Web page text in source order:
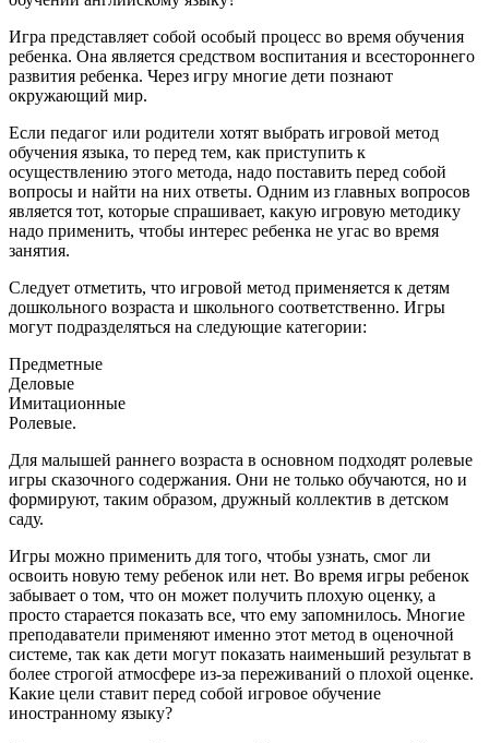
Игра представляет собой особый процесс во время обучения
ребенка. Она является средством воспитания и всестороннего
развития ребенка. Через игру многие дети познают
окружающий мир.
Если педагог или родители хотят выбрать игровой метод
обучения языка, то перед тем, как приступить к
осуществлению этого метода, надо поставить перед собой
вопросы и найти на них ответы. Одним из главных вопросов
является тот, которые спрашивает, какую игровую методику
надо применить, чтобы интерес ребенка не угас во время
занятия.
Следует отметить, что игровой метод применяется к детям
дошкольного возраста и школьного соответственно. Игры
могут подразделяться на следующие категории:
Предметные
Деловые
Имитационные
Ролевые.
Для малышей раннего возраста в основном подходят ролевые
игры сказочного содержания. Они не только обучаются, но и
формируют, таким образом, дружный коллектив в детском
саду.
Игры можно применить для того, чтобы узнать, смог ли
освоить новую тему ребенок или нет. Во время игры ребенок
забывает о том, что он может получить плохую оценку, а
просто старается показать все, что ему запомнилось. Многие
преподаватели применяют именно этот метод в оценочной
системе, так как дети могут показать наименьший результат в
более строгой атмосфере из-за переживаний о плохой оценке.
Какие цели ставит перед собой игровое обучение
иностранному языку?